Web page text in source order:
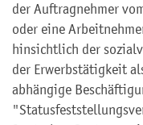
der Auftragnehmer
oder eine
hinsichtlich der
der Erwerbstätigkeit
abhängige